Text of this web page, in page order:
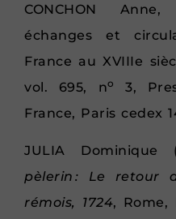
CONCHON
échanges et
France au XVIIIe
vol. 695, no
3,
France, Paris cedex
JULIA Dominique
pèlerin : Le retour
rémois, 1724, Rome,